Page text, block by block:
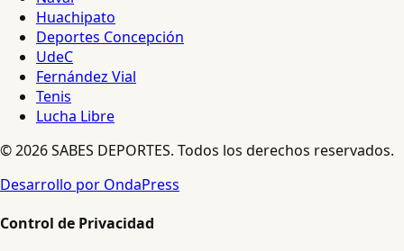
Huachipato
Deportes Concepción
UdeC
Fernández Vial
Tenis
Lucha Libre
© 2026 SABES DEPORTES. Todos los derechos reservados.
Desarrollo por OndaPress
Control de Privacidad